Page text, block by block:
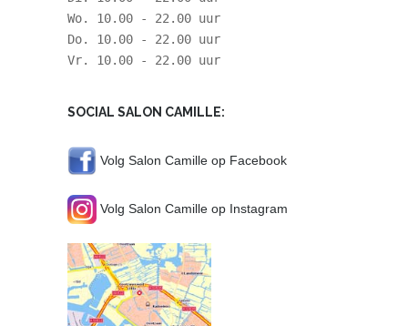
Wo. 10.00 - 22.00 uur
Do. 10.00 - 22.00 uur
Vr. 10.00 - 22.00 uur
SOCIAL SALON CAMILLE:
Volg Salon Camille op Facebook
Volg Salon Camille op Instagram